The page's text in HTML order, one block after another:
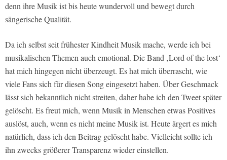
denn ihre Musik ist bis heute wundervoll und bewegt durch
sängerische Qualität.
Da ich selbst seit frühester Kindheit Musik mache, werde ich bei
musikalischen Themen auch emotional. Die Band ‚Lord of the lost‘
hat mich hingegen nicht überzeugt. Es hat mich überrascht, wie
viele Fans sich für diesen Song eingesetzt haben. Über Geschmack
lässt sich bekanntlich nicht streiten, daher habe ich den Tweet später
gelöscht. Es freut mich, wenn Musik in Menschen etwas Positives
auslöst, auch, wenn es nicht meine Musik ist. Heute ärgert es mich
natürlich, dass ich den Beitrag gelöscht habe. Vielleicht sollte ich
ihn zwecks größerer Transparenz wieder einstellen.